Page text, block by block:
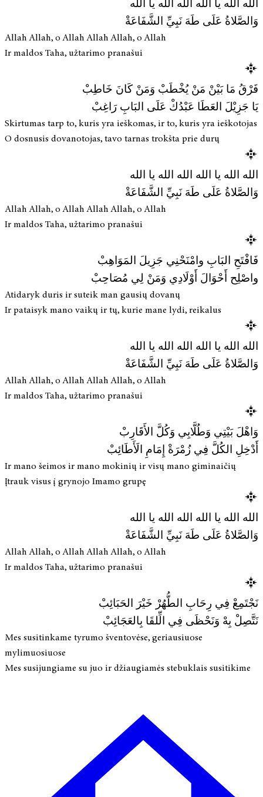
الله الله يا الله الله الله يا الله
وَالصَّلاةُ عَلَى طَهَ نَبِيِّ الشَّفَاعَةْ
Allah Allah, o Allah Allah Allah, o Allah
Ir maldos Taha, užtarimo pranašui
فَرْقُ مَا بَيْنْ مَنْ يُخْطَبْ وَمَنْ كَانَ خَاطِبْ
يَا جَزِيْلَ العَطَا عَبْدُكْ عَلَى البَابِ رَاغِبْ
Skirtumas tarp to, kuris yra ieškomas, ir to, kuris yra ieškotojas
O dosnusis dovanotojas, tavo tarnas trokšta prie durų
الله الله يا الله الله الله يا الله
وَالصَّلاةُ عَلَى طَهَ نَبِيِّ الشَّفَاعَةْ
Allah Allah, o Allah Allah Allah, o Allah
Ir maldos Taha, užtarimo pranašui
فَافْتَحِ البَابِ وامْنَحْنِي جَزِيلَ المَوَاهِبْ
واصْلِح أَحْوَالَ أَوْلَادِي وَمَنْ لِي مُصَاحِبْ
Atidaryk duris ir suteik man gausių dovanų
Ir pataisyk mano vaikų ir tų, kurie mane lydi, reikalus
الله الله يا الله الله الله يا الله
وَالصَّلاةُ عَلَى طَهَ نَبِيِّ الشَّفَاعَةْ
Allah Allah, o Allah Allah Allah, o Allah
Ir maldos Taha, užtarimo pranašui
وَاهْلَ بَيْتِي وَطُلَّابِي وَكُلَّ الأَقَارِبْ
أَدْخِلِ الكُلَّ فِي زُمْرَةْ إِمَامِ الَأَطَائِبْ
Ir mano šeimos ir mano mokinių ir visų mano giminaičių
Įtrauk visus į grynojo Imamo grupę
الله الله يا الله الله الله يا الله
وَالصَّلاةُ عَلَى طَهَ نَبِيِّ الشَّفَاعَةْ
Allah Allah, o Allah Allah Allah, o Allah
Ir maldos Taha, užtarimo pranašui
نَجْتَمِعْ فِي رِحَابِ الطُّهُرْ خَيْرَ الحَبَائِبْ
نَتَّصِلْ بِهْ وَنَحْظَى فِي الِّلقَا بِالعَجَائِبْ
Mes susitinkame tyrumo šventovėse, geriausiuose
mylimuosiuose
Mes susijungiame su juo ir džiaugiamės stebuklais susitikime